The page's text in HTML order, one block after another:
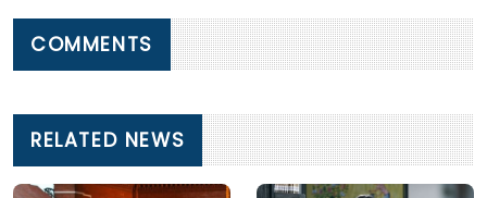
COMMENTS
RELATED NEWS